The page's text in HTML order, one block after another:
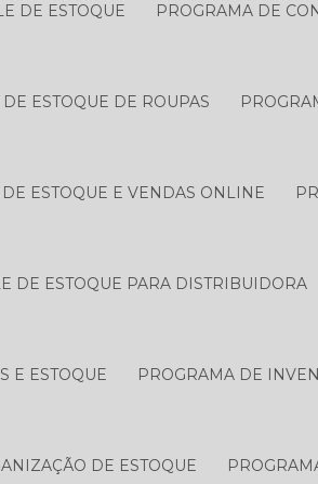
DE ESTOQUE PROGRAMA DE
ESTOQUE DE ROUPAS
ESTOQUE E VENDAS ONLINE
DE ESTOQUE PARA DISTRIBUIDORA
E ESTOQUE PROGRAMA DE
DE ESTOQUE